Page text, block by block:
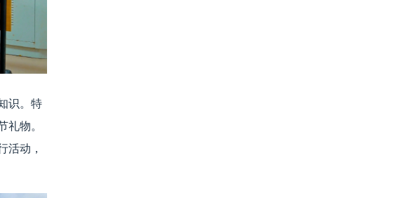
识。特
物。
活动，